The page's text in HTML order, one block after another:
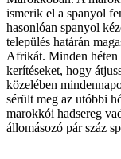
ismerik el a spanyol
hasonlóan spanyol
település határán
Afrikát. Minden héten
kerítéseket, hogy
közelében
sérült meg az utóbbi
marokkói hadsereg
állomásozó pár száz